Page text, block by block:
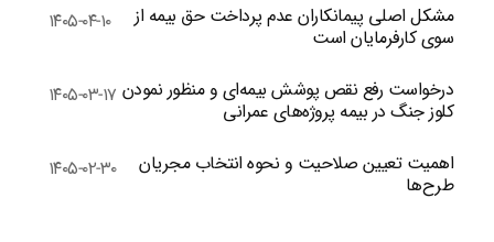
مشکل اصلی پیمانکاران عدم پرداخت حق بیمه از
سوی کارفرمایان است
۱۴۰۵-۰۴-۱۰
درخواست رفع نقص پوشش بیمه‌ای و منظور نمودن
کلوز جنگ در بیمه پروژه‌های عمرانی
۱۴۰۵-۰۳-۱۷
اهمیت تعیین صلاحیت و نحوه انتخاب مجریان
طرح‌ها
۱۴۰۵-۰۲-۳۰